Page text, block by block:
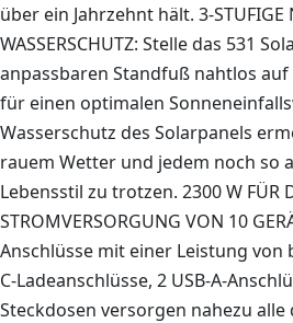
über ein Jahrzehnt hält. 3-STUFIGE
WASSERSCHUTZ: Stelle das 531
anpassbaren Standfuß nahtlos auf
für einen optimalen
Wasserschutz des Solarpanels
rauem Wetter und jedem noch so
Lebensstil zu trotzen. 2300 W FÜR
STROMVERSORGUNG VON 10
Anschlüsse mit einer Leistung von
C-Ladeanschlüsse, 2 USB-A-
Steckdosen versorgen nahezu alle